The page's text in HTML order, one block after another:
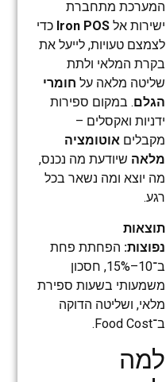
המערכת מתחברת
ישירות אל Iron POS כדי
לצמצם טעויות, לייעל את
בקרת המלאי ולתת
שליטה מלאה על חומרי
הגלם. במקום ספירות
ידניות ואקסלים –
מקבלים אוטומציה
מלאה שיודעת מה נכנס,
מה יוצא ומה נשאר בכל
רגע.
תוצאות
נפוצות: הפחתת פחת
ב־10–15%, חסכון
משמעותי בשעות ספירת
מלאי, ושליטה הדוקה
ב־Food Cost.
למה